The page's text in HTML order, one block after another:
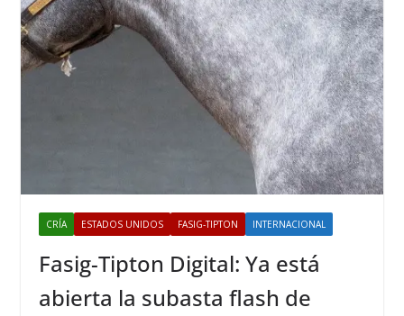
CRÍA ESTADOS UNIDOS FASIG-TIPTON INTERNACIONAL
Fasig-Tipton Digital: Ya está
abierta la subasta flash de